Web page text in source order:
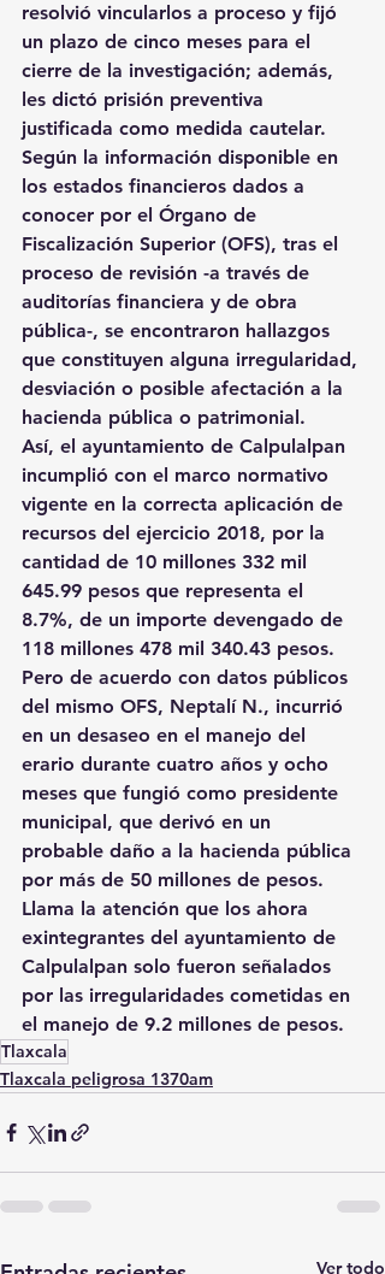
resolvió vincularlos a proceso y fijó
un plazo de cinco meses para el
cierre de la investigación; además,
les dictó prisión preventiva
justificada como medida cautelar.
Según la información disponible en
los estados financieros dados a
conocer por el Órgano de
Fiscalización Superior (OFS), tras el
proceso de revisión -a través de
auditorías financiera y de obra
pública-, se encontraron hallazgos
que constituyen alguna irregularidad,
desviación o posible afectación a la
hacienda pública o patrimonial.
Así, el ayuntamiento de Calpulalpan
incumplió con el marco normativo
vigente en la correcta aplicación de
recursos del ejercicio 2018, por la
cantidad de 10 millones 332 mil
645.99 pesos que representa el
8.7%, de un importe devengado de
118 millones 478 mil 340.43 pesos.
Pero de acuerdo con datos públicos
del mismo OFS, Neptalí N., incurrió
en un desaseo en el manejo del
erario durante cuatro años y ocho
meses que fungió como presidente
municipal, que derivó en un
probable daño a la hacienda pública
por más de 50 millones de pesos.
Llama la atención que los ahora
exintegrantes del ayuntamiento de
Calpulalpan solo fueron señalados
por las irregularidades cometidas en
el manejo de 9.2 millones de pesos.
Tlaxcala
Tlaxcala peligrosa 1370am
Ver todo